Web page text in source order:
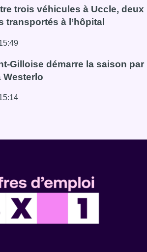
l’émouvant dernier tour de piste
trois véhicules à Uccle, deux
transportés à l’hôpital
entre trois véhicules à Uccle, deux
Gilloise démarre la saison par
Westerlo
Saint-Gilloise démarre la saison par